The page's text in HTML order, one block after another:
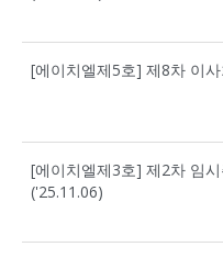
[에이치엘제5호] 제8차 이
[에이치엘제3호] 제2차 임
('25.11.06)